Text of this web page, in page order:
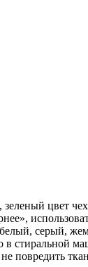
цвет
серый,
в стиральной
повредить